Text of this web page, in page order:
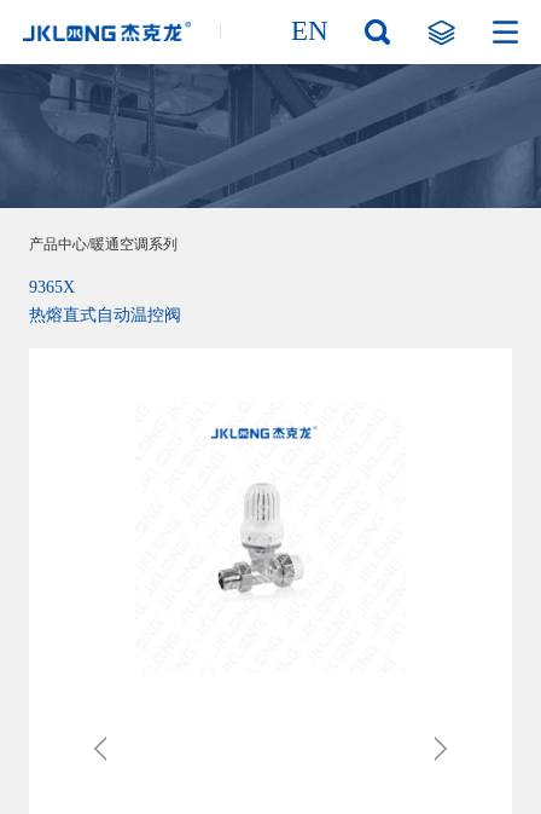
EN
产品中心/暖通空调系列
9365X
热熔直式自动温控阀